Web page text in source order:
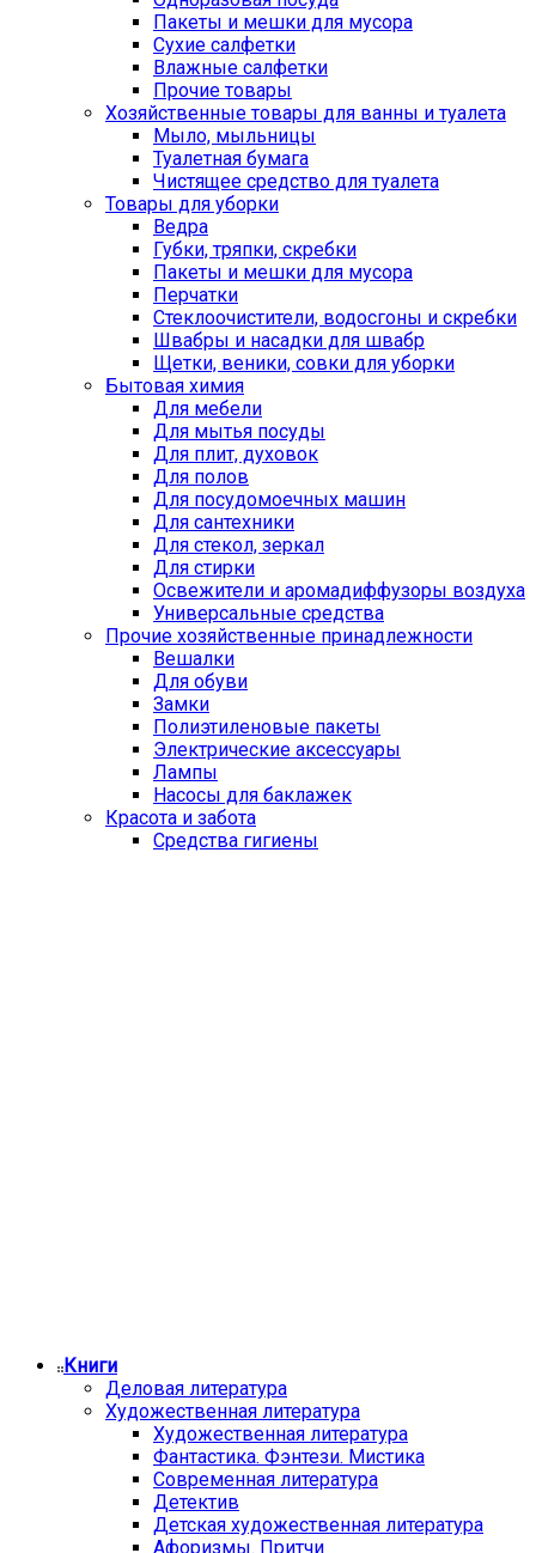
Пакеты и мешки для мусора
Сухие салфетки
Влажные салфетки
Прочие товары
Хозяйственные товары для ванны и туалета
Мыло, мыльницы
Туалетная бумага
Чистящее средство для туалета
Товары для уборки
Ведра
Губки, тряпки, скребки
Пакеты и мешки для мусора
Перчатки
Стеклоочистители, водосгоны и скребки
Швабры и насадки для швабр
Щетки, веники, совки для уборки
Бытовая химия
Для мебели
Для мытья посуды
Для плит, духовок
Для полов
Для посудомоечных машин
Для сантехники
Для стекол, зеркал
Для стирки
Освежители и аромадиффузоры воздуха
Универсальные средства
Прочие хозяйственные принадлежности
Вешалки
Для обуви
Замки
Полиэтиленовые пакеты
Электрические аксессуары
Лампы
Насосы для баклажек
Красота и забота
Средства гигиены
Книги
Деловая литература
Художественная литература
Художественная литература
Фантастика. Фэнтези. Мистика
Современная литература
Детектив
Детская художественная литература
Афоризмы. Притчи